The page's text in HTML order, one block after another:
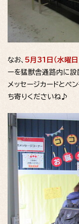
なお、 5月31日（水曜日
ーを猛獣舎通路内に設
メッセージカードとペ
ち寄りくださいね♪